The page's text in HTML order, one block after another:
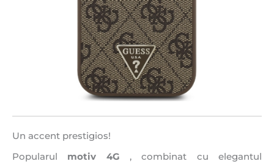
Un accent prestigios!
Popularul motiv 4G , combinat cu elegantul